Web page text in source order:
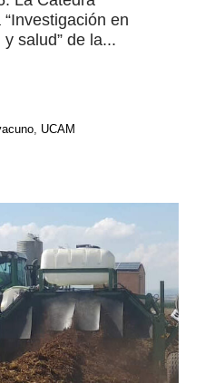
en
salud” de la...
, UCAM